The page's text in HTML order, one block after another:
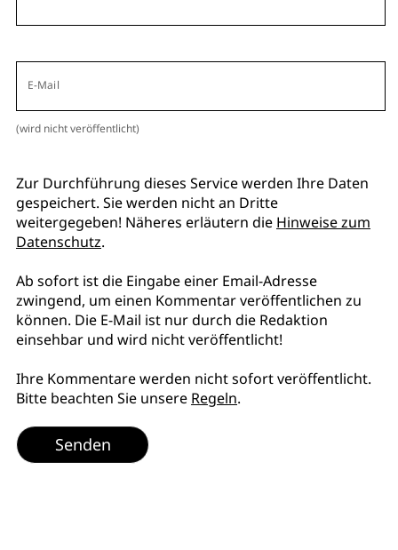
E-Mail
(wird nicht veröffentlicht)
Zur Durchführung dieses Service werden Ihre Daten
gespeichert. Sie werden nicht an Dritte
weitergegeben! Näheres erläutern die Hinweise zum
Datenschutz.
Ab sofort ist die Eingabe einer Email-Adresse
zwingend, um einen Kommentar veröffentlichen zu
können. Die E-Mail ist nur durch die Redaktion
einsehbar und wird nicht veröffentlicht!
Ihre Kommentare werden nicht sofort veröffentlicht.
Bitte beachten Sie unsere Regeln.
Senden